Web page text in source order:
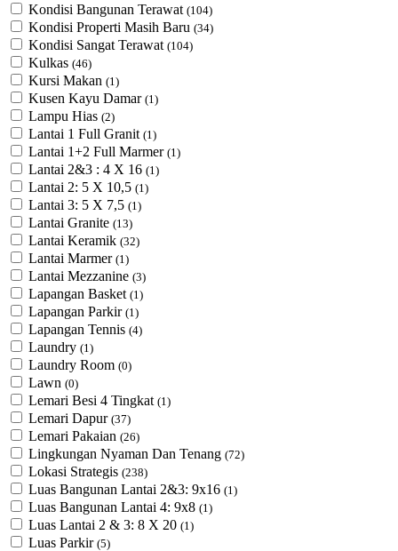
Kondisi Bangunan Terawat (104)
Kondisi Properti Masih Baru (34)
Kondisi Sangat Terawat (104)
Kulkas (46)
Kursi Makan (1)
Kusen Kayu Damar (1)
Lampu Hias (2)
Lantai 1 Full Granit (1)
Lantai 1+2 Full Marmer (1)
Lantai 2&3 : 4 X 16 (1)
Lantai 2: 5 X 10,5 (1)
Lantai 3: 5 X 7,5 (1)
Lantai Granite (13)
Lantai Keramik (32)
Lantai Marmer (1)
Lantai Mezzanine (3)
Lapangan Basket (1)
Lapangan Parkir (1)
Lapangan Tennis (4)
Laundry (1)
Laundry Room (0)
Lawn (0)
Lemari Besi 4 Tingkat (1)
Lemari Dapur (37)
Lemari Pakaian (26)
Lingkungan Nyaman Dan Tenang (72)
Lokasi Strategis (238)
Luas Bangunan Lantai 2&3: 9x16 (1)
Luas Bangunan Lantai 4: 9x8 (1)
Luas Lantai 2 & 3: 8 X 20 (1)
Luas Parkir (5)